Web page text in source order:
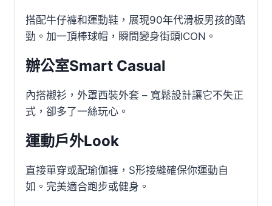
搭配牛仔褲和運動鞋，展現90年代滑板男孩的酷
勁。加一頂棒球帽，瞬間變身街頭ICON。
辦公室Smart Casual
內搭襯衫，外罩西裝外套 – 寬鬆設計讓它不失正
式，卻多了一絲玩心。
運動戶外Look
直接單穿或配瑜伽褲，S形接縫確保你運動自
如。完美適合跑步或健身。